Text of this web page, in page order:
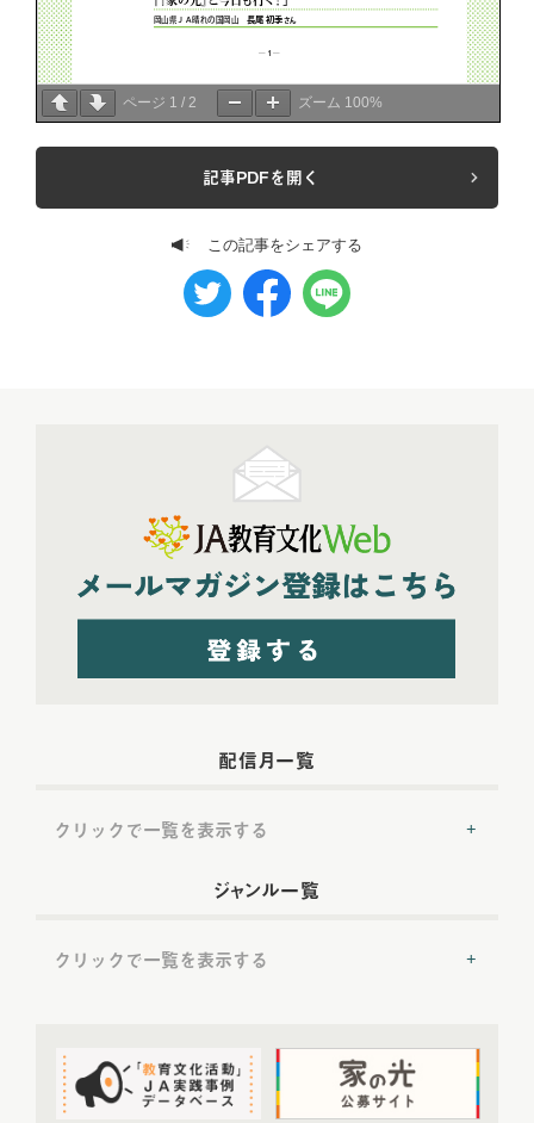
ページ 1 / 2 ズーム 100%
記事PDFを開く
この記事をシェアする
配信月一覧
クリックで一覧を表示する
2022年7月配信 (8)
2022年10月配信(7)
2022年11月配信(6)
ジャンル一覧
クリックで一覧を表示する
トップ対談(50)
ＪＡ実践事例紹介 (37)